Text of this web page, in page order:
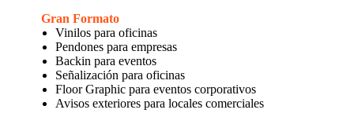
Gran Formato
Vinilos para oficinas
Pendones para empresas
Backin para eventos
Señalización para oficinas
Floor Graphic para eventos corporativos
Avisos exteriores para locales comerciales